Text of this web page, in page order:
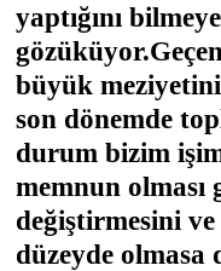
yaptığını
büyük
son dönemde
durum bizim
memnun
değiştirmesini
düzeyde